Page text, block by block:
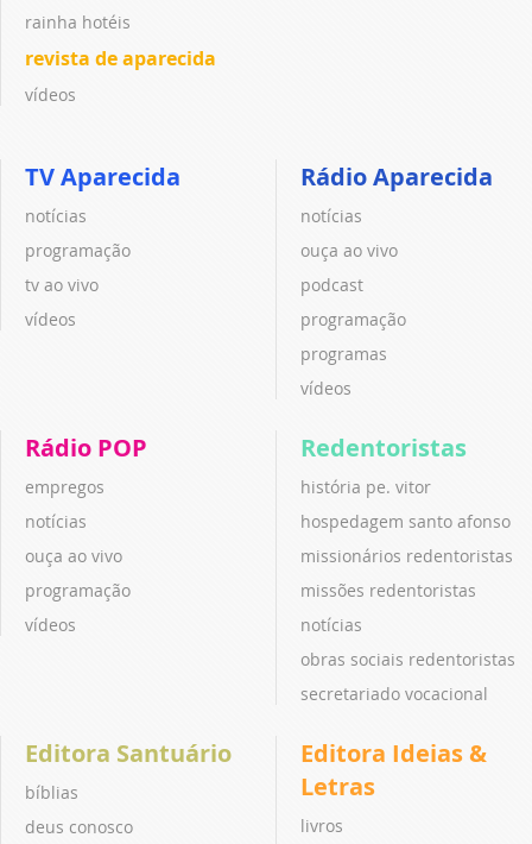
rainha hotéis
revista de aparecida
vídeos
TV Aparecida
notícias
programação
tv ao vivo
vídeos
Rádio Aparecida
notícias
ouça ao vivo
podcast
programação
programas
vídeos
Rádio POP
empregos
notícias
ouça ao vivo
programação
vídeos
Redentoristas
história pe. vitor
hospedagem santo afonso
missionários redentoristas
missões redentoristas
notícias
obras sociais redentoristas
secretariado vocacional
Editora Santuário
bíblias
deus conosco
Editora Ideias &
Letras
livros